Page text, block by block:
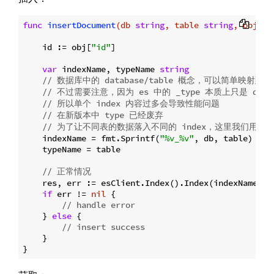
func insertDocument(db string, table string, obj
    id := obj[
"id"]
var indexName, typeName string
// 数据库中的 database/table 概念，可以简单映射
// 不过需要注意，因为 es 中的 _type 本质上只是
// 所以单个 index 内容过多会导致性能问题
// 在新版本中 type 已经废弃
// 为了让不同表的数据落入不同的 index，这里我们用
    indexName = fmt.Sprintf(
"%v_%v" , db, table)
    typeName = table
// 正常情况
res, err :=
if err != nil {
// handle error
    }
else {
// insert success
    }